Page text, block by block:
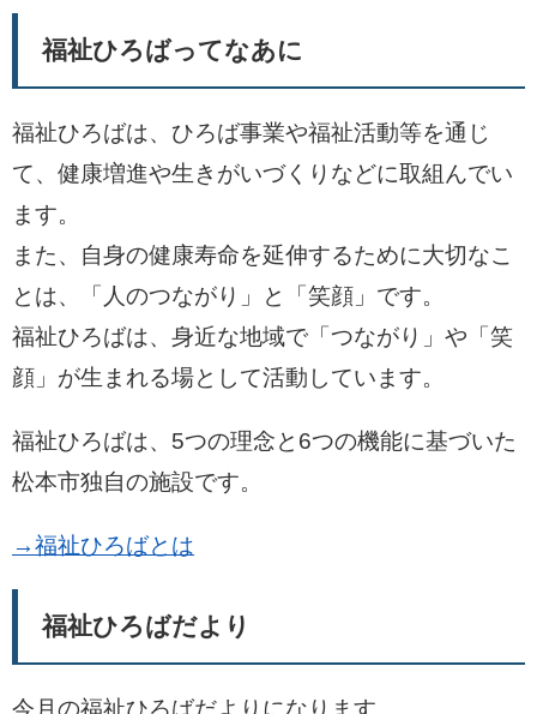
福祉ひろばってなあに
福祉ひろばは、ひろば事業や福祉活動等を通じ
て、健康増進や生きがいづくりなどに取組んでい
ます。
また、自身の健康寿命を延伸するために大切なこ
とは、「人のつながり」と「笑顔」です。
福祉ひろばは、身近な地域で「つながり」や「笑
顔」が生まれる場として活動しています。
福祉ひろばは、5つの理念と6つの機能に基づいた
松本市独自の施設です。
→福祉ひろばとは
福祉ひろばだより
今月の福祉ひろばだよりになります